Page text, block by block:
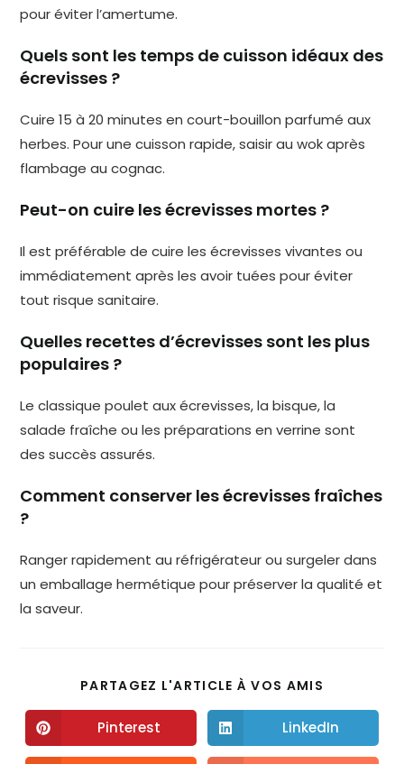
pour éviter l’amertume.
Quels sont les temps de cuisson idéaux des
écrevisses ?
Cuire 15 à 20 minutes en court-bouillon parfumé aux
herbes. Pour une cuisson rapide, saisir au wok après
flambage au cognac.
Peut-on cuire les écrevisses mortes ?
Il est préférable de cuire les écrevisses vivantes ou
immédiatement après les avoir tuées pour éviter
tout risque sanitaire.
Quelles recettes d’écrevisses sont les plus
populaires ?
Le classique poulet aux écrevisses, la bisque, la
salade fraîche ou les préparations en verrine sont
des succès assurés.
Comment conserver les écrevisses fraîches
?
Ranger rapidement au réfrigérateur ou surgeler dans
un emballage hermétique pour préserver la qualité et
la saveur.
PARTAGEZ L'ARTICLE À VOS AMIS
Pinterest LinkedIn